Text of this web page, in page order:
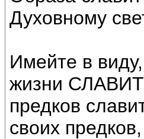
Духовному
Имейте в
жизни
предков
своих